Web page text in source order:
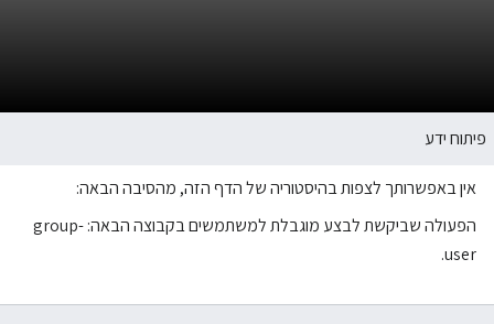
פיתוח ידע
אין באפשרותך לצפות בהיסטוריה של הדף הזה, מהסיבה הבאה:
הפעולה שביקשת לבצע מוגבלת למשתמשים בקבוצה הבאה: group-
user.